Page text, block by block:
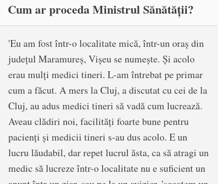
Cum ar proceda Ministrul Sănătății?
'Eu am fost într-o localitate mică, într-un oraș din
județul Maramureș, Vișeu se numește. Și acolo
erau mulți medici tineri. L-am întrebat pe primar
cum a făcut. A mers la Cluj, a discutat cu cei de la
Cluj, au adus medici tineri să vadă cum lucrează.
Aveau clădiri noi, facilități foarte bune pentru
pacienți și medicii tineri s-au dus acolo. E un
lucru lăudabil, dar repet lucrul ăsta, ca să atragi un
medic să lucreze într-o localitate nu e suficient un